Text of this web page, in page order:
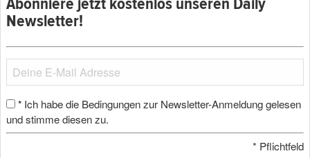
Newsletter!
* Ich habe die Bedingungen zur Newsletter-Anmeldung gelesen
und stimme diesen zu.
* Pflichtfeld